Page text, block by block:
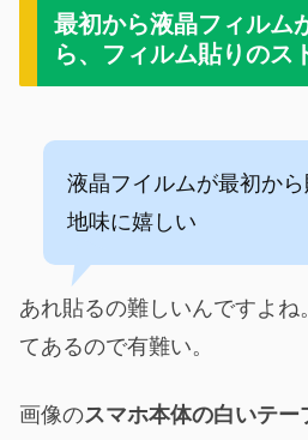
最初から液晶フィルム
ら、フィルム貼りのス
液晶フイルムが最初か
地味に嬉しい
あれ貼るの難しいんですよね
てあるので有難い。
画像のスマホ本体の白いテ